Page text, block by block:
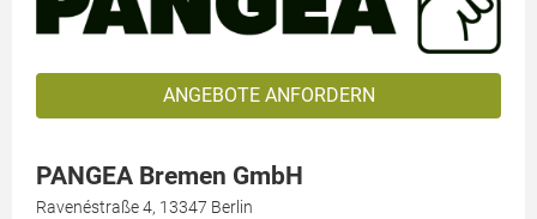
ANGEBOTE ANFORDERN
PANGEA Bremen GmbH
Ravenéstraße 4, 13347 Berlin